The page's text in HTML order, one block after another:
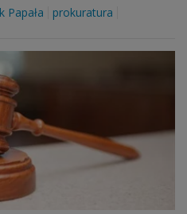
Papała
prokuratura